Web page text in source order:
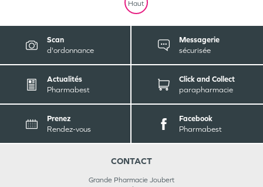
Haut
Scan
d'ordonnance
Messagerie
sécurisée
Actualités
Pharmabest
Click and Collect
parapharmacie
Prenez
Rendez-vous
Facebook
Pharmabest
CONTACT
Grande Pharmacie Joubert